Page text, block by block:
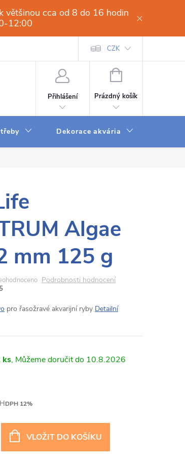
většinou cca od 8 do 16 hodin
12:00
Obchodní podmínky Dodací a platební
CZK
Přihlášení
NÁKUPNÍ
Prázdný košík
Dekorace akvária
Algae
mm 125 g
Podrobnosti hodnocení
pro řasožravé akvarijní ryby Detailní
ks 10.8.2026
DPH 12%
VLOŽIT DO KOŠÍKU